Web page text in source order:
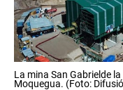
La mina San Gabrielde
Moquegua. (Foto: